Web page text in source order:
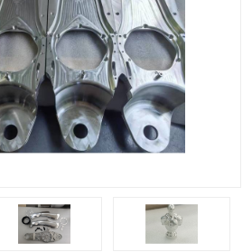
机床零件加工
数控机床加工